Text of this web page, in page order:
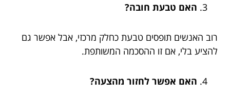
האם טבעת חובה?
רוב האנשים תופסים טבעת כחלק מרכזי, אבל אפשר גם
להציע בלי, אם זו ההסכמה המשותפת.
האם אפשר לחזור מהצעה?